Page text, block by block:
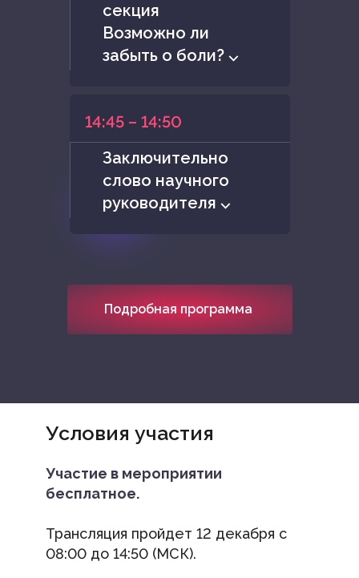
секция
Возможно ли
забыть о боли? ⌵
14:45 – 14:50
Заключительно
слово научного
руководителя ⌵
Подробная программа
Условия участия
Участие в мероприятии
бесплатное.
Трансляция пройдет 12 декабря с
08:00 до 14:50 (МСК).